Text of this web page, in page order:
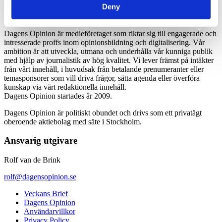
Deny
Dagens Opinion är medieföretaget som riktar sig till engagerade och
intresserade proffs inom opinionsbildning och digitalisering. Vår
ambition är att utveckla, utmana och underhålla vår kunniga publik
med hjälp av journalistik av hög kvalitet. Vi lever främst på intäkter
från vårt innehåll, i huvudsak från betalande prenumeranter eller
temasponsorer som vill driva frågor, sätta agenda eller överföra
kunskap via vårt redaktionella innehåll.
Dagens Opinion startades år 2009.
Dagens Opinion är politiskt obundet och drivs som ett privatägt
oberoende aktiebolag med säte i Stockholm.
Ansvarig utgivare
Rolf van de Brink
rolf@dagensopinion.se
Veckans Brief
Dagens Opinion
Användarvillkor
Privacy Policy